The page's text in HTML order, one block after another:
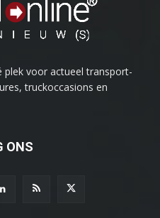
plek voor actueel transport-
truckoccasions en
ONS